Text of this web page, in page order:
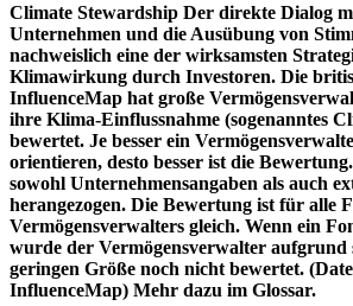
Climate Stewardship Der direkte Dialog
Unternehmen und die Ausübung von
nachweislich eine der wirksamsten
Klimawirkung durch Investoren. Die
InfluenceMap hat große
ihre Klima-Einflussnahme (sogenanntes
bewertet. Je besser ein
orientieren, desto besser ist die
sowohl Unternehmensangaben als auch
herangezogen. Die Bewertung ist für alle
Vermögensverwalters gleich. Wenn ein
wurde der Vermögensverwalter aufgrund
geringen Größe noch nicht bewertet.
InfluenceMap) Mehr dazu im Glossar.